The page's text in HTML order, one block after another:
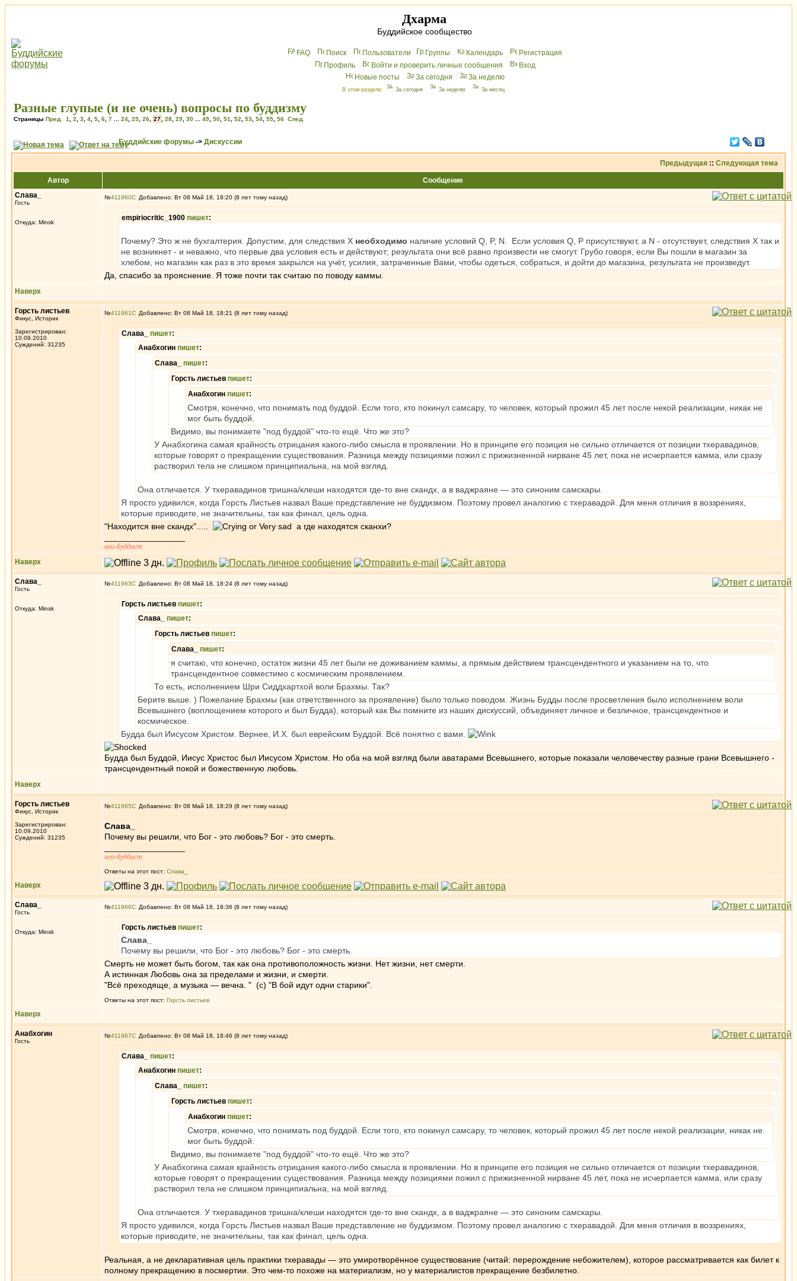
Дхарма
Буддийское сообщество
FAQ Поиск Пользователи Группы Календарь
Peгиcтрaция
Профиль
Войти и проверить личные сообщения
Вхoд
Новые посты
За сегодня За неделю
В этом разделе: За сегодня За неделю За месяц
Разные глупые (и не очень) вопросы по буддизму
Страницы Пред. 1 2 3 4 5 6 7 24 25 26 27 28 29 30 49 50 51 52 53 54 55 56 След.
Буддийские форумы -> Дискуссии
Предыдущая :: Следующая тема
Автор
Сообщение
Слава_
Гость
Откуда: Minsk
№411960 Добавлено: Вт 08 Май 18, 18:20 (8 лет тому назад)
empiriocritic_1900 пишет:
Почему? Это ж не бухгалтерия. Допустим, для следствия X необходимо наличие условий Q, P, N. Если условия Q, P присутствуют, а N - отсутствует, следствия X так и
не возникнет - и неважно, что первые два условия есть и действуют; результата они всё равно произвести не смогут. Грубо говоря, если Вы пошли в магазин за
хлебом, но магазин как раз в это время закрылся на учёт, усилия, затраченные Вами, чтобы одеться, собраться, и дойти до магазина, результата не произведут.
Да, спасибо за прояснение. Я тоже почти так считаю по поводу каммы.
Наверх
Горсть листьев
Фикус, Историк
Зарегистрирован:
10.09.2010
Суждений: 31235
№411961 Добавлено: Вт 08 Май 18, 18:21 (8 лет тому назад)
Слава_ пишет:
Анабхогин пишет:
Слава_ пишет:
Горсть листьев пишет:
Анабхогин пишет:
Смотря, конечно, что понимать под буддой. Если того, кто покинул самсару, то человек, который прожил 45 лет после некой реализации, никак не
мог быть буддой.
Видимо, вы понимаете "под буддой" что-то ещё. Что же это?
У Анабхогина самая крайность отрицания какого-либо смысла в проявлении. Но в принципе его позиция не сильно отличается от позиции тхеравадинов,
которые говорят о прекращении существования. Разница между позициями пожил с прижизненной нирване 45 лет, пока не исчерпается камма, или сразу
растворил тела не слишком принципиальна, на мой взгляд.
Она отличается. У тхеравадинов тришна/клеши находятся где-то вне скандх, а в ваджраяне — это синоним самскары.
Я просто удивился, когда Горсть Листьев назвал Ваше представление не буддизмом. Поэтому провел аналогию с тхеравадой. Для меня отличия в воззрениях,
которые приводите, не значительны, так как финал, цель одна.
"Находится вне скандх".....
а где находятся сканхи?
нео-буддист
Наверх
Слава_
Гость
Откуда: Minsk
№411963 Добавлено: Вт 08 Май 18, 18:24 (8 лет тому назад)
Горсть листьев пишет:
Слава_ пишет:
Горсть листьев пишет:
Слава_ пишет:
я считаю, что конечно, остаток жизни 45 лет были не доживанием каммы, а прямым действием трансцендентного и указанием на то, что
трансцендентное совместимо с космическим проявлением.
То есть, исполнением Шри Сиддхартхой воли Брахмы. Так?
Берите выше. ) Пожелание Брахмы (как ответственного за проявление) было только поводом. Жизнь Будды после просветления было исполнением воли
Всевышнего (воплощением которого и был Будда), который как Вы помните из наших дискуссий, объединяет личное и безличное, трансцендентное и
космическое.
Будда был Иисусом Христом. Вернее, И.Х. был еврейским Буддой. Всё понятно с вами.
Будда был Буддой, Иисус Христос был Иисусом Христом. Но оба на мой взгляд были аватарами Всевышнего, которые показали человечеству разные грани Всевышнего -
трансцендентный покой и божественную любовь.
Наверх
Горсть листьев
Фикус, Историк
Зарегистрирован:
10.09.2010
Суждений: 31235
№411965 Добавлено: Вт 08 Май 18, 18:29 (8 лет тому назад)
Слава_
Почему вы решили, что Бог - это любовь? Бог - это смерть.
нео-буддист
Ответы на этот пост: Слава_
Наверх
Слава_
Гость
Откуда: Minsk
№411966 Добавлено: Вт 08 Май 18, 18:36 (8 лет тому назад)
Горсть листьев пишет:
Слава_
Почему вы решили, что Бог - это любовь? Бог - это смерть.
Смерть не может быть богом, так как она противоположность жизни. Нет жизни, нет смерти.
А истинная Любовь она за пределами и жизни, и смерти.
"Всё преходяще, а музыка — вечна. " (с) "В бой идут одни старики".
Ответы на этот пост: Горсть листьев
Наверх
Анабхогин
Гость
№411967 Добавлено: Вт 08 Май 18, 18:46 (8 лет тому назад)
Слава_ пишет:
Анабхогин пишет:
Слава_ пишет:
Горсть листьев пишет:
Анабхогин пишет:
Смотря, конечно, что понимать под буддой. Если того, кто покинул самсару, то человек, который прожил 45 лет после некой реализации, никак не
мог быть буддой.
Видимо, вы понимаете "под буддой" что-то ещё. Что же это?
У Анабхогина самая крайность отрицания какого-либо смысла в проявлении. Но в принципе его позиция не сильно отличается от позиции тхеравадинов,
которые говорят о прекращении существования. Разница между позициями пожил с прижизненной нирване 45 лет, пока не исчерпается камма, или сразу
растворил тела не слишком принципиальна, на мой взгляд.
Она отличается. У тхеравадинов тришна/клеши находятся где-то вне скандх, а в ваджраяне — это синоним самскары.
Я просто удивился, когда Горсть Листьев назвал Ваше представление не буддизмом. Поэтому провел аналогию с тхеравадой. Для меня отличия в воззрениях,
которые приводите, не значительны, так как финал, цель одна.
Реальная, а не декларативная цель практики тхеравады — это умиротворённое существование (читай: перерождение небожителем), которое рассматривается как билет к
полному прекращению в посмертии. Это чем-то похоже на материализм, но у материалистов прекращение безбилетно.